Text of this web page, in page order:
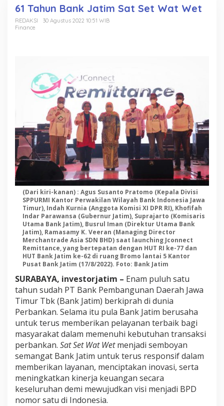
61 Tahun Bank Jatim Sat Set Wat Wet
REDAKSI
30 Agustus 2022 10:51 WIB
Finance
(Dari kiri-kanan) : Agus Susanto Pratomo (Kepala Divisi
SPPURMI Kantor Perwakilan Wilayah Bank Indonesia Jawa
Timur), Indah Kurnia (Anggota Komisi XI DPR RI), Khofifah
Indar Parawansa (Gubernur Jatim), Suprajarto (Komisaris
Utama Bank Jatim), Busrul Iman (Direktur Utama Bank
Jatim), Ramasamy K. Veeran (Managing Director
Merchantrade Asia SDN BHD) saat launching Jconnect
Remittance, yang bertepatan dengan HUT RI ke-77 dan
HUT Bank Jatim ke-62 di ruang Bromo lantai 5 Kantor
Pusat Bank Jatim (17/8/2022). Foto: Bank Jatim
SURABAYA, investorjatim – Enam puluh satu
tahun sudah PT Bank Pembangunan Daerah Jawa
Timur Tbk (Bank Jatim) berkiprah di dunia
Perbankan. Selama itu pula Bank Jatim berusaha
untuk terus memberikan pelayanan terbaik bagi
masyarakat dalam memenuhi kebutuhan transaksi
perbankan. Sat Set Wat Wetmenjadi semboyan
semangat Bank Jatim untuk terus responsif dalam
memberikan layanan, menciptakan inovasi, serta
meningkatkan kinerja keuangan secara
keseluruhan demi mewujudkan visi menjadi BPD
nomor satu di Indonesia.